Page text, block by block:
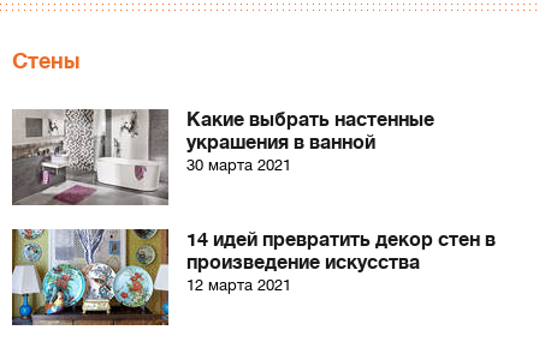
Стены
Какие выбрать настенные
украшения в ванной
30 марта 2021
14 идей превратить декор стен в
произведение искусства
12 марта 2021